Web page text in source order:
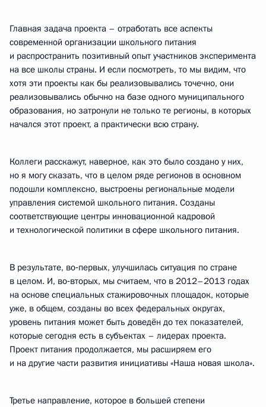
Главная задача проекта – отработать все аспекты
современной организации школьного питания
и распространить позитивный опыт участников эксперимента
на все школы страны. И если посмотреть, то мы видим, что
хотя эти проекты как бы реализовывались точечно, они
реализовывались обычно на базе одного муниципального
образования, но затронули не только те регионы, в которых
начался этот проект, а практически всю страну.
Коллеги расскажут, наверное, как это было создано у них,
но я могу сказать, что в целом ряде регионов в основном
подошли комплексно, выстроены региональные модели
управления системой школьного питания. Созданы
соответствующие центры инновационной кадровой
и технологической политики в сфере школьного питания.
В результате, во‑первых, улучшилась ситуация по стране
в целом. И, во‑вторых, мы считаем, что в 2012–2013 годах
на основе специальных стажировочных площадок, которые
уже, в общем, созданы во всех федеральных округах,
уровень питания может быть доведён до тех показателей,
которые сегодня есть в субъектах – лидерах проекта.
Проект питания продолжается, мы расширяем его
и на другие части развития инициативы «Наша новая школа».
Третье направление, которое в большей степени